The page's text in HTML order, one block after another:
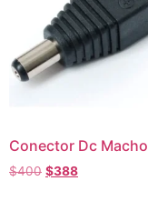
Conector Dc Macho
$400 $388